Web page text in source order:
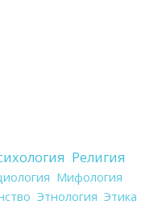
Религия
Мифология
Этнология Этика